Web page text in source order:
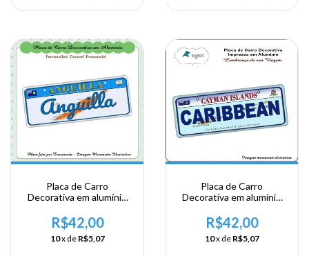
Placa de Carro
Decorativa em alumínio
Posse Britanica - Anguila
R$42,00
10x de R$5,07
Placa de Carro
Decorativa em alumínio
Ilhas Cayman - Caribbean
R$42,00
10x de R$5,07